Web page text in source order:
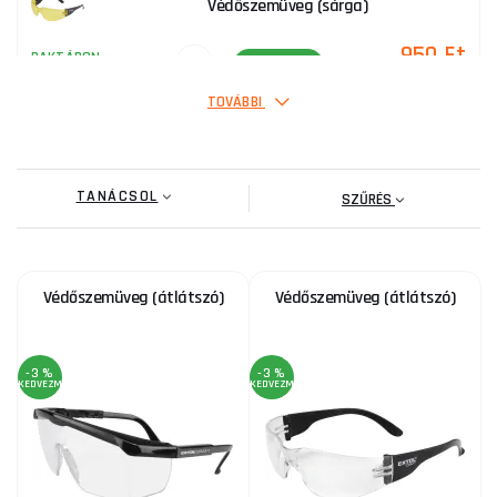
Védőszemüveg (sárga)
RAKTÁRON 950 Ft
RAKTÁRON MEGVENNI 5 955 Ft
SAFETY KIDS védőszemüveg (kék)
RAKTÁRON MEGVENNI
Lézeres kiemelő szemüveg. fénysugár kiemelés,
zöld
TOVÁBBI
TANÁCSOL SZŰRÉS
Védőszemüveg (átlátszó)
-3 %
KEDVEZMÉNY
Védőszemüveg (átlátszó)
-3 %
KEDVEZMÉNY